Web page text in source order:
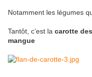
Notamment les légumes
Tantôt, c’est la carotte
mangue